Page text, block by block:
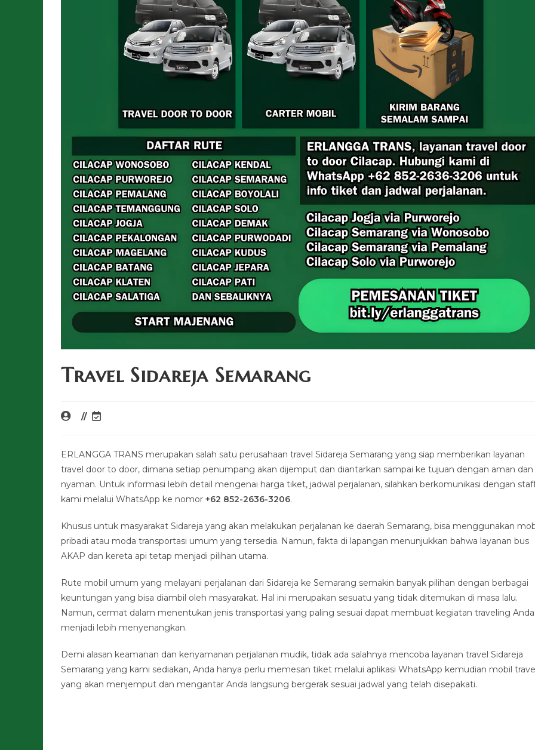
Travel Sidareja Semarang
ERLANGGA TRANS merupakan salah satu perusahaan travel Sidareja Semarang yang siap memberikan layanan
travel door to door, dimana setiap penumpang akan dijemput dan diantarkan sampai ke tujuan dengan aman dan
nyaman. Untuk informasi lebih detail mengenai harga tiket, jadwal perjalanan, silahkan berkomunikasi dengan
kami melalui WhatsApp ke nomor +62 852-2636-3206.
Khusus untuk masyarakat Sidareja yang akan melakukan perjalanan ke daerah Semarang, bisa menggunakan
pribadi atau moda transportasi umum yang tersedia. Namun, fakta di lapangan menunjukkan bahwa layanan bus
AKAP dan kereta api tetap menjadi pilihan utama.
Rute mobil umum yang melayani perjalanan dari Sidareja ke Semarang semakin banyak pilihan dengan berbagai
keuntungan yang bisa diambil oleh masyarakat. Hal ini merupakan sesuatu yang tidak ditemukan di masa lalu.
Namun, cermat dalam menentukan jenis transportasi yang paling sesuai dapat membuat kegiatan traveling Anda
menjadi lebih menyenangkan.
Demi alasan keamanan dan kenyamanan perjalanan mudik, tidak ada salahnya mencoba layanan travel Sidareja
Semarang yang kami sediakan, Anda hanya perlu memesan tiket melalui aplikasi WhatsApp kemudian mobil
yang akan menjemput dan mengantar Anda langsung bergerak sesuai jadwal yang telah disepakati.